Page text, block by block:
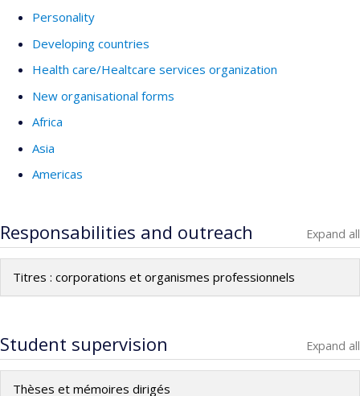
Personality
Developing countries
Health care/Healtcare services organization
New organisational forms
Africa
Asia
Americas
Responsabilities and outreach Expand all
Titres : corporations et organismes professionnels
Student supervision Expand all
Thèses et mémoires dirigés